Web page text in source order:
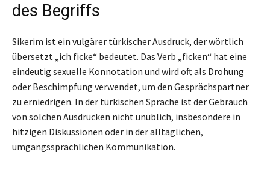
des Begriffs
Sikerim ist ein vulgärer türkischer Ausdruck, der wörtlich
übersetzt „ich ficke“ bedeutet. Das Verb „ficken“ hat eine
eindeutig sexuelle Konnotation und wird oft als Drohung
oder Beschimpfung verwendet, um den Gesprächspartner
zu erniedrigen. In der türkischen Sprache ist der Gebrauch
von solchen Ausdrücken nicht unüblich, insbesondere in
hitzigen Diskussionen oder in der alltäglichen,
umgangssprachlichen Kommunikation.